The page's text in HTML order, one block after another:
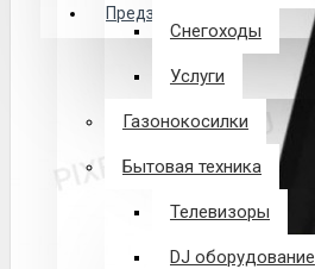
Предзаказ из Китая
В корзине пусто!Снегоходы
Услуги
Газонокосилки
Бытовая техника
Телевизоры
DJ оборудование